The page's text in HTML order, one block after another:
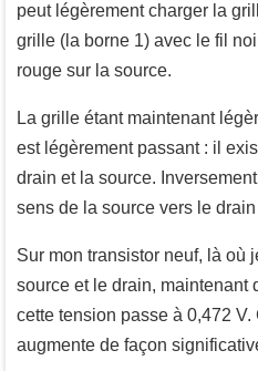
peut légèrement charger la
grille (la borne 1) avec le fil
rouge sur la source.
La grille étant maintenant
est légèrement passant : il
drain et la source.
sens de la source vers le
Sur mon transistor neuf, là où
source et le drain, maintenant
cette tension passe à 0,472 V.
augmente de façon